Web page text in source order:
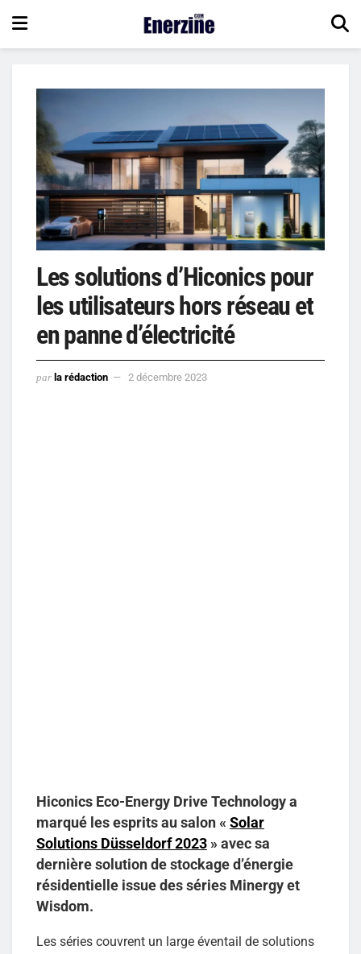
Les solutions d’Hiconics pour
les utilisateurs hors réseau et
en panne d’électricité
par la rédaction 2 décembre 2023
Hiconics Eco-Energy Drive Technology a
marqué les esprits au salon « Solar
Solutions Düsseldorf 2023 » avec sa
dernière solution de stockage d’énergie
résidentielle issue des séries Minergy et
Wisdom.
Les séries couvrent un large éventail de solutions